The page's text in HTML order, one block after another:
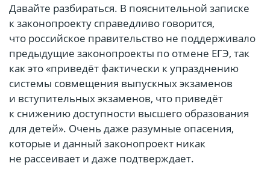
Давайте разбираться. В пояснительной записке
к законопроекту справедливо говорится,
что российское правительство не поддерживало
предыдущие законопроекты по отмене ЕГЭ, так
как это «приведёт фактически к упразднению
системы совмещения выпускных экзаменов
и вступительных экзаменов, что приведёт
к снижению доступности высшего образования
для детей». Очень даже разумные опасения,
которые и данный законопроект никак
не рассеивает и даже подтверждает.